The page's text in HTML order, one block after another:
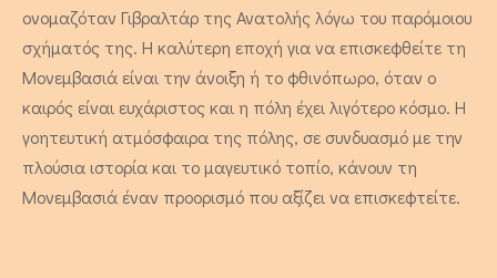
4 άτομα
ονομαζόταν Γιβραλτάρ της Ανατολής λόγω του παρόμοιου
σχήματός της. Η καλύτερη εποχή για να επισκεφθείτε τη
Μονεμβασιά είναι την άνοιξη ή το φθινόπωρο, όταν ο
καιρός είναι ευχάριστος και η πόλη έχει λιγότερο κόσμο. Η
γοητευτική ατμόσφαιρα της πόλης, σε συνδυασμό με την
πλούσια ιστορία και το μαγευτικό τοπίο, κάνουν τη
Μονεμβασιά έναν προορισμό που αξίζει να επισκεφτείτε.